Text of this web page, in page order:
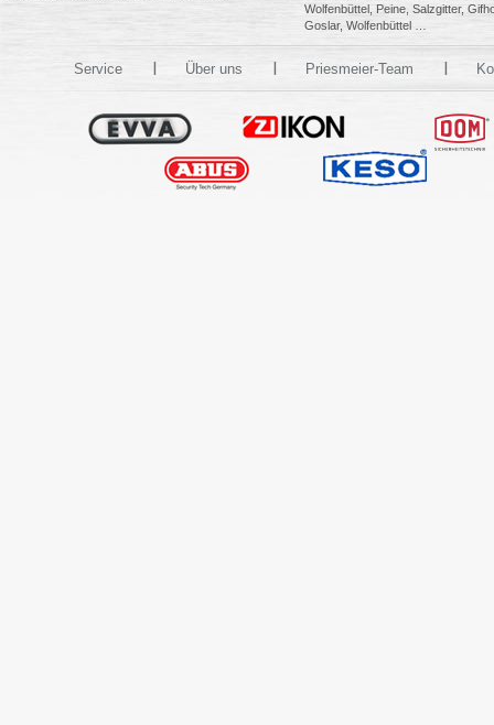
Wolfenbüttel, Peine, Salzgitter,
Goslar, Wolfenbüttel …
Service Über uns Priesmeier-Team